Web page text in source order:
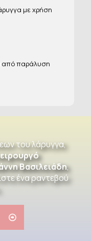
με χρήση
παράλυση
του λάρυγγα,
Βασιλειάδη,
ένα ραντεβού